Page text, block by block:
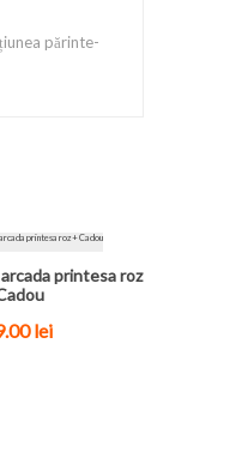
părinte-
printesa roz
lei